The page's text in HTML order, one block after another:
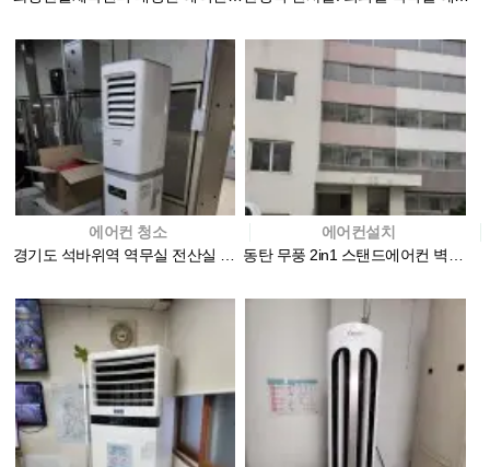
에어컨 청소
에어컨설치